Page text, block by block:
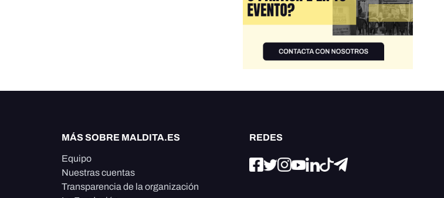
MÁS SOBRE MALDITA.ES
Equipo
Nuestras cuentas
Transparencia de la organización
REDES